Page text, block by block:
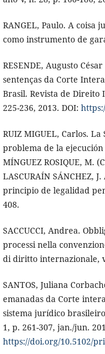
RANGEL, Paulo. A coisa
como instrumento de
RESENDE, Augusto
sentenças da Corte
Brasil. Revista de Direito
225-236, 2013. DOI:
RUIZ MIGUEL, Carlos.
problema de la ejecución
MÍNGUEZ ROSIQUE, M.
LASCURAÍN SÁNCHEZ,
principio de legalidad
408.
SACCUCCI, Andrea.
processi nella
di diritto internazionale,
SANTOS, Juliana
emanadas da Corte
sistema jurídico
1, p. 261-307, jan./jun.
https://doi.org/10.5102/